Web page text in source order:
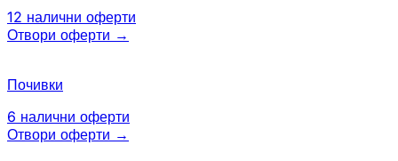
12 налични оферти
Отвори оферти →
Почивки
6 налични оферти
Отвори оферти →